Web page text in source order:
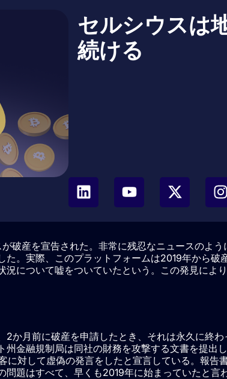
セルシウスは
続ける
破産を宣告された。非常に残忍なニュースのよう
。実際、このプラットフォームは2019年から破
について嘘をついていたという。この発見によ
2か月前に破産を申請したとき、それは永久に終わ
州金融規制局は同社の財務を攻撃する文書を提出
に対して虚偽の発言をしたと宣言している。報告
題はすべて、早くも2019年に始まっていたと言